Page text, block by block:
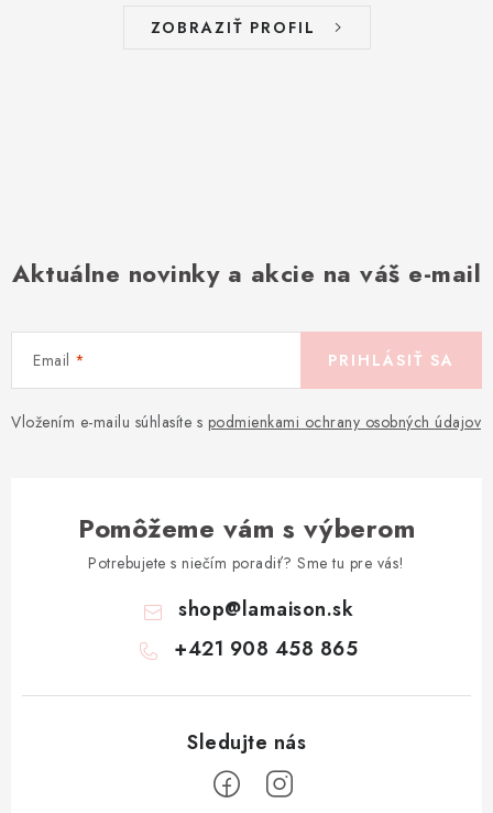
ZOBRAZIŤ PROFIL
Aktuálne novinky a akcie na váš e-mail
Email
Vložením e-mailu súhlasíte s podmienkami ochrany osobných údajov
PRIHLÁSIŤ SA
Pomôžeme vám s výberom
Potrebujete s niečím poradiť? Sme tu pre vás!
shop@lamaison.sk
+421 908 458 865